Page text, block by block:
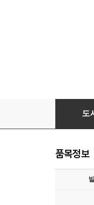
성공하는
도
품목정보